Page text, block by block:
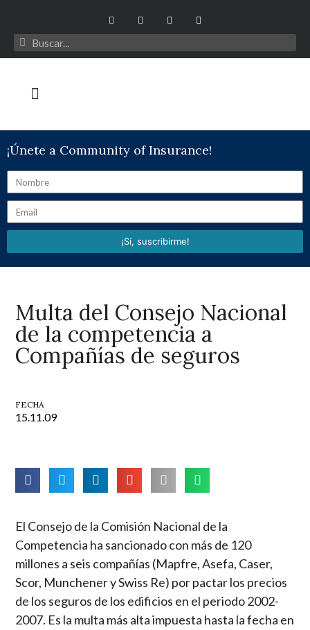
¡Únete a Community of Insurance!
¡Sí, suscribirme!
Multa del Consejo Nacional
de la competencia a
Compañías de seguros
FECHA
15.11.09
El Consejo de la Comisión Nacional de la
Competencia ha sancionado con más de 120
millones a seis compañías (Mapfre, Asefa, Caser,
Scor, Munchener y Swiss Re) por pactar los precios
de los seguros de los edificios en el periodo 2002-
2007. Es la multa más alta impuesta hasta la fecha en